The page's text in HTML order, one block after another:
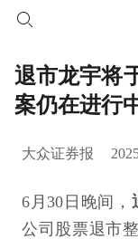
退市龙宇将
案仍在进行
大众证券报
6月30日晚间，
公司股票退市